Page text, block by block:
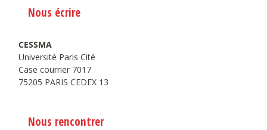
Nous écrire
CESSMA
Université Paris Cité
Case courrier 7017
75205 PARIS CEDEX 13
Nous rencontrer